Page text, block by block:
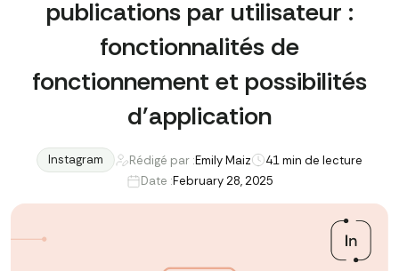
publications par utilisateur :
fonctionnalités de
fonctionnement et possibilités
d'application
Instagram Rédigé par :Emily Maiz 41 min de lecture
Date :February 28, 2025